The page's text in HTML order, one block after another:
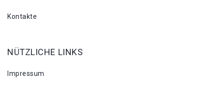
Kontakte
NÜTZLICHE LINKS
Impressum